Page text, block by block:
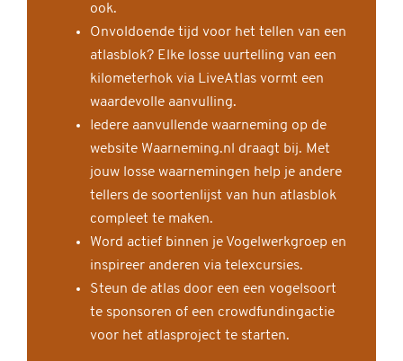
ook.
Onvoldoende tijd voor het tellen van een
atlasblok? Elke losse uurtelling van een
kilometerhok via LiveAtlas vormt een
waardevolle aanvulling.
Iedere aanvullende waarneming op de
website Waarneming.nl draagt bij. Met
jouw losse waarnemingen help je andere
tellers de soortenlijst van hun atlasblok
compleet te maken.
Word actief binnen je Vogelwerkgroep en
inspireer anderen via telexcursies.
Steun de atlas door een een vogelsoort
te sponsoren of een crowdfundingactie
voor het atlasproject te starten.